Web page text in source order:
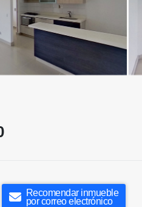
Recomendar inmueble
por correo electrónico